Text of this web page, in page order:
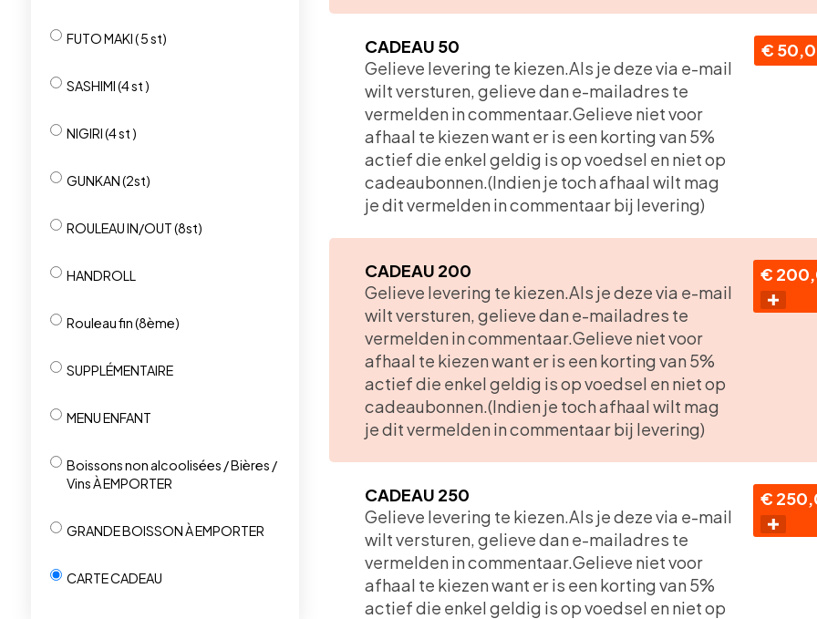
FUTO MAKI ( 5 st)
SASHIMI (4 st )
NIGIRI (4 st )
GUNKAN (2st)
ROULEAU IN/OUT (8st)
HANDROLL
Rouleau fin (8ème)
SUPPLÉMENTAIRE
MENU ENFANT
Boissons non alcoolisées / Bières /
Vins À EMPORTER
GRANDE BOISSON À EMPORTER
CARTE CADEAU
CADEAU 50
Gelieve levering te kiezen.Als je deze via e-mail
wilt versturen, gelieve dan e-mailadres te
vermelden in commentaar.Gelieve niet voor
afhaal te kiezen want er is een korting van 5%
actief die enkel geldig is op voedsel en niet op
cadeaubonnen.(Indien je toch afhaal wilt mag
je dit vermelden in commentaar bij levering)
€
CADEAU 200
​Gelieve levering te kiezen.Als je deze via e-mail
wilt versturen, gelieve dan e-mailadres te
vermelden in commentaar.Gelieve niet voor
afhaal te kiezen want er is een korting van 5%
actief die enkel geldig is op voedsel en niet op
cadeaubonnen.(Indien je toch afhaal wilt mag
je dit vermelden in commentaar bij levering)
€
CADEAU 250
Gelieve levering te kiezen.Als je deze via e-mail
wilt versturen, gelieve dan e-mailadres te
vermelden in commentaar.Gelieve niet voor
afhaal te kiezen want er is een korting van 5%
actief die enkel geldig is op voedsel en niet op
€